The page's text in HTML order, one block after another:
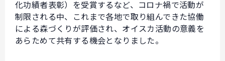
化功績者表彰）を受賞するなど、コロナ禍で活動が
制限される中、これまで各地で取り組んできた協働
による森づくりが評価され、オイスカ活動の意義を
あらためて共有する機会となりました。